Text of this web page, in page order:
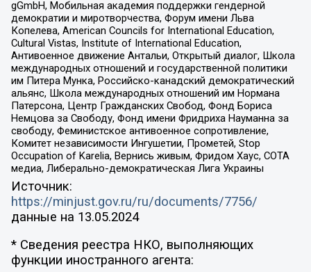
gGmbH, Мобильная академия поддержки гендерной
демократии и миротворчества, Форум имени Льва
Копелева, American Councils for International Education,
Cultural Vistas, Institute of International Education,
Антивоенное движение Антальи, Открытый диалог, Школа
международных отношений и государственной политики
им Питера Мунка, Российско-канадский демократический
альянс, Школа международных отношений им Нормана
Патерсона, Центр Гражданских Свобод, Фонд Бориса
Немцова за Свободу, Фонд имени Фридриха Науманна за
свободу, Феминистское антивоенное сопротивление,
Комитет независимости Ингушетии, Прометей, Stop
Occupation of Karelia, Вернись живым, Фридом Хаус, СОТА
медиа, Либерально-демократическая Лига Украины
Источник:
https://minjust.gov.ru/ru/documents/7756/
данные на 13.05.2024
* Сведения реестра НКО, выполняющих
функции иностранного агента: